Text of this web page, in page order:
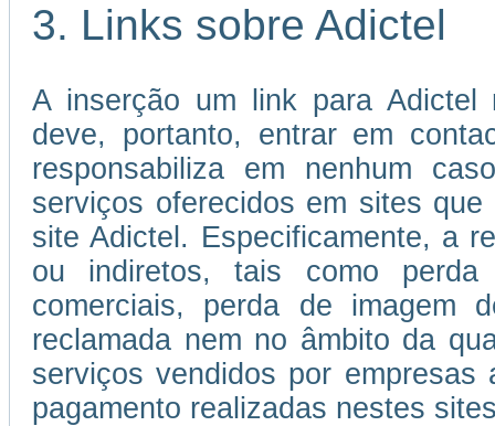
3. Links sobre Adictel
A inserção um link para Adictel
deve, portanto, entrar em
responsabiliza em nenhum
serviços oferecidos em sites
site Adictel. Especificamente, a
ou indiretos, tais como perda
comerciais, perda de imagem
reclamada nem no âmbito da
serviços vendidos por
pagamento realizadas nestes